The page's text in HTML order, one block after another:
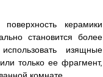
керамики
становится более
изящные
только ее фрагмент,